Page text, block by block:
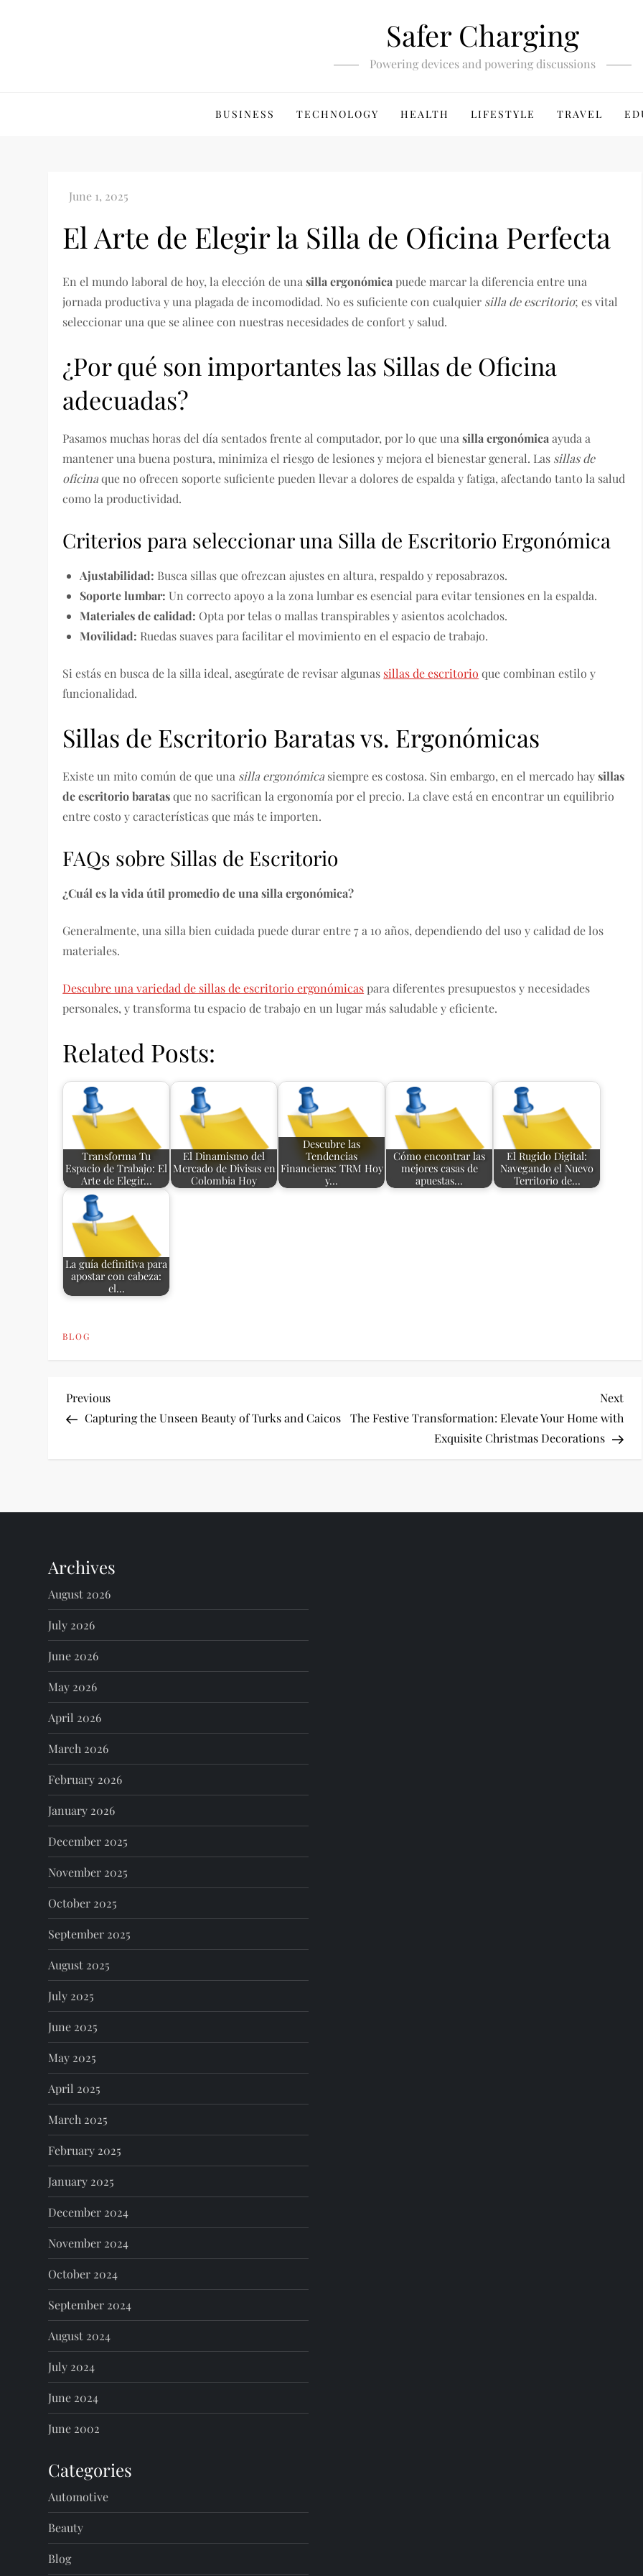
Safer Charging
Powering devices and powering discussions
BUSINESS TECHNOLOGY HEALTH LIFESTYLE TRAVEL
El Arte de Elegir la Silla de Oficina Perfecta
En el mundo laboral de hoy, la elección de unasilla ergonómica puede marcar la diferencia entre una
jornada productiva y una plagada de incomodidad. No es suficiente con cualquier silla de escritorio; es vital
seleccionar una que se alinee con nuestras necesidades de confort y salud.
¿Por qué son importantes las Sillas de Oficina
adecuadas?
Pasamos muchas horas del día sentados frente al computador, por lo que unasilla ergonómica ayuda a
mantener una buena postura, minimiza el riesgo de lesiones y mejora el bienestar general. Las sillas de
oficinaque no ofrecen soporte suficiente pueden llevar a dolores de espalda y fatiga, afectando tanto la salud
como la productividad.
Criterios para seleccionar una Silla de Escritorio Ergonómica
Ajustabilidad: Busca sillas que ofrezcan ajustes en altura, respaldo y reposabrazos.
Soporte lumbar: Un correcto apoyo a la zona lumbar es esencial para evitar tensiones en la espalda.
Materiales de calidad: Opta por telas o mallas transpirables y asientos acolchados.
Movilidad: Ruedas suaves para facilitar el movimiento en el espacio de trabajo.
Si estás en busca de la silla ideal, asegúrate de revisar algunas sillas de escritorio que combinan estilo y
funcionalidad.
Sillas de Escritorio Baratas vs. Ergonómicas
Existe un mito común de que una silla ergonómica siempre es costosa. Sin embargo, en el mercado haysillas
de escritorio baratasque no sacrifican la ergonomía por el precio. La clave está en encontrar un equilibrio
entre costo y características que más te importen.
FAQs sobre Sillas de Escritorio
¿Cuál es la vida útil promedio de una silla ergonómica?
Generalmente, una silla bien cuidada puede durar entre 7 a 10 años, dependiendo del uso y calidad de los
materiales.
Descubre una variedad de sillas de escritorio ergonómicaspara diferentes presupuestos y necesidades
personales, y transforma tu espacio de trabajo en un lugar más saludable y eficiente.
Related Posts:
Transforma Tu
Espacio de Trabajo: El
Arte de Elegir…
El Dinamismo del
Mercado de Divisas en
Colombia Hoy
Descubre las
Tendencias
Financieras: TRM Hoy
y…
Cómo encontrar las
mejores casas de
apuestas…
El Rugido Digital:
Navegando el Nuevo
Territorio de…
La guía definitiva para
apostar con cabeza:
el…
BLOG
P
t
a
v
i
g
a
t
i
o
n
Previous
Post
Previous
Capturing the Unseen Beauty of Turks and Caicos
Next
The Festive Transformation: Elevate Your Home with
Exquisite Christmas Decorations
Archives
August 2026
July 2026
June 2026
May 2026
April 2026
March 2026
February 2026
January 2026
December 2025
November 2025
October 2025
September 2025
August 2025
July 2025
June 2025
May 2025
April 2025
March 2025
February 2025
January 2025
December 2024
November 2024
October 2024
September 2024
August 2024
July 2024
June 2024
June 2002
Categories
Automotive
Beauty
Blog